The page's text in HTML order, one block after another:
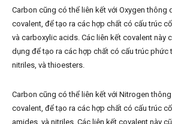
Carbon cũng có thể liên kết với Oxygen thông
covalent, để tạo ra các hợp chất có cấu trúc
và carboxylic acids. Các liên kết covalent này
dụng để tạo ra các hợp chất có cấu trúc phức
nitriles, và thioesters.
Carbon cũng có thể liên kết với Nitrogen
covalent, để tạo ra các hợp chất có cấu trúc
amides, và nitriles. Các liên kết covalent này